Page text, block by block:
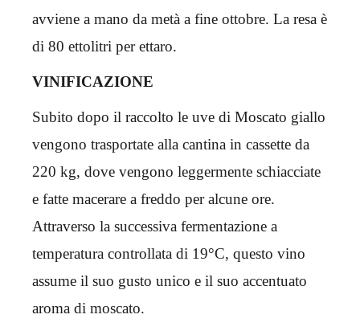
avviene a mano da metà a fine ottobre. La resa è
di 80 ettolitri per ettaro.
VINIFICAZIONE
Subito dopo il raccolto le uve di Moscato giallo
vengono trasportate alla cantina in cassette da
220 kg, dove vengono leggermente schiacciate
e fatte macerare a freddo per alcune ore.
Attraverso la successiva fermentazione a
temperatura controllata di 19°C, questo vino
assume il suo gusto unico e il suo accentuato
aroma di moscato.